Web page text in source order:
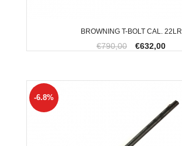
BROWNING T-BOLT CAL. 22LR
€790,00 €632,00
-6.8%